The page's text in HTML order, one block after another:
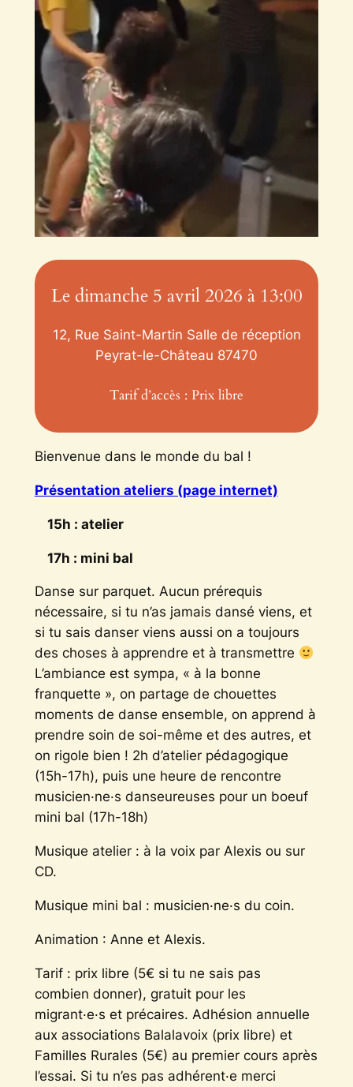
Le dimanche 5 avril 2026 à 13:00
12, Rue Saint-Martin Salle de réception
Peyrat-le-Château 87470
Tarif d’accès : Prix libre
Bienvenue dans le monde du bal !
Présentation ateliers (page internet)
15h : atelier
17h : mini bal
Danse sur parquet. Aucun prérequis
nécessaire, si tu n’as jamais dansé viens, et
si tu sais danser viens aussi on a toujours
des choses à apprendre et à transmettre
L’ambiance est sympa, « à la bonne
franquette », on partage de chouettes
moments de danse ensemble, on apprend à
prendre soin de soi-même et des autres, et
on rigole bien ! 2h d’atelier pédagogique
(15h-17h), puis une heure de rencontre
musicien·ne·s danseureuses pour un boeuf
mini bal (17h-18h)
Musique atelier : à la voix par Alexis ou sur
CD.
Musique mini bal : musicien·ne·s du coin.
Animation : Anne et Alexis.
Tarif : prix libre (5€ si tu ne sais pas
combien donner), gratuit pour les
migrant·e·s et précaires. Adhésion annuelle
aux associations Balalavoix (prix libre) et
Familles Rurales (5€) au premier cours après
l’essai. Si tu n’es pas adhérent·e merci